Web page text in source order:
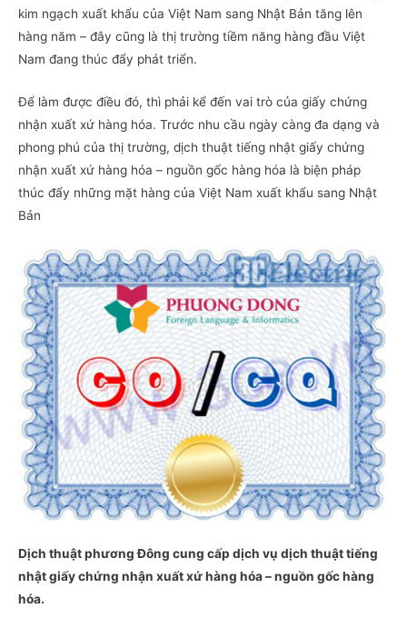
kim ngạch xuất khẩu của Việt Nam sang Nhật Bản tăng lên
hàng năm – đây cũng là thị trường tiềm năng hàng đầu Việt
Nam đang thúc đẩy phát triển.
Để làm được điều đó, thì phải kể đến vai trò của giấy chứng
nhận xuất xứ hàng hóa. Trước nhu cầu ngày càng đa dạng và
phong phú của thị trường, dịch thuật tiếng nhật giấy chứng
nhận xuất xứ hàng hóa – nguồn gốc hàng hóa là biện pháp
thúc đẩy những mặt hàng của Việt Nam xuất khẩu sang Nhật
Bản
Dịch thuật phương Đông cung cấp dịch vụ dịch thuật tiếng
nhật giấy chứng nhận xuất xứ hàng hóa – nguồn gốc hàng
hóa.